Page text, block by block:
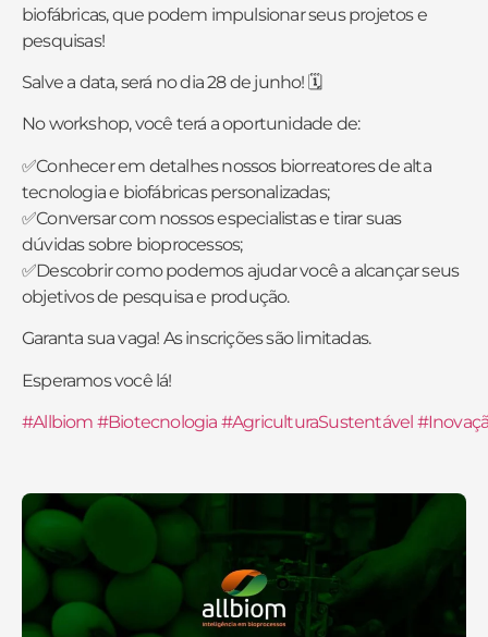
biofábricas, que podem impulsionar seus projetos e
pesquisas!
Salve a data, será no dia 28 de junho! 🗓
No workshop, você terá a oportunidade de:
✅Conhecer em detalhes nossos biorreatores de alta
tecnologia e biofábricas personalizadas;
✅Conversar com nossos especialistas e tirar suas
dúvidas sobre bioprocessos;
✅Descobrir como podemos ajudar você a alcançar seus
objetivos de pesquisa e produção.
Garanta sua vaga! As inscrições são limitadas.
Esperamos você lá!
#Allbiom #Biotecnologia #AgriculturaSustentável